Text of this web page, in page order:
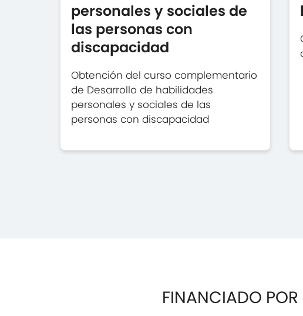
personales y sociales de
las personas con
discapacidad
Obtención del curso complementario
de Desarrollo de habilidades
personales y sociales de las
personas con discapacidad
FINANCIADO POR